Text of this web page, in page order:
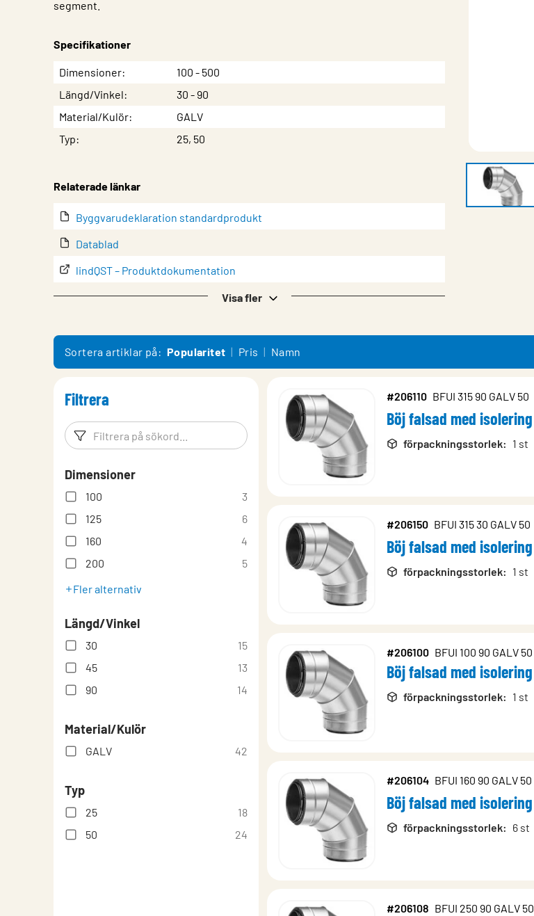
segment.
Specifikationer
EgenskapVärde
Dimensioner
100 - 500
Längd/Vinkel
30 - 90
Material/Kulör
GALV
Typ
25, 50
Relaterade länkar
Byggvarudeklaration standardprodukt
Datablad
lindQST – Produktdokumentation
Montering
Visa fler
Sortera artiklar på: Popularitet Pris Namn
Filtrera
Filtreringsord Filtrera produkter
Dimensioner
100
3
125
6
160
4
200
5
Fler alternativ
Längd/Vinkel
30
15
45
13
90
14
Material/Kulör
GALV 42
Typ
25
18
50
24
#206110 BFUI 315 90 GALV 50
Böj falsad med isolering
förpackningsstorlek: 1 st
#206150 BFUI 315 30 GALV 50
Böj falsad med isolering
förpackningsstorlek: 1 st
#206100 BFUI 100 90 GALV 50
Böj falsad med isolering
förpackningsstorlek: 1 st
#206104 BFUI 160 90 GALV 50
Böj falsad med isolering
förpackningsstorlek: 6 st
#206108 BFUI 250 90 GALV 50